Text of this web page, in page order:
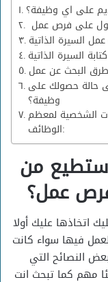
على اي وظيفة؟
على فرص عمل
السيرة الذاتية
طرق البحث عن عمل
حالة حصولك على
وظيفة؟
الشخصية لمعظم
الوظائف:
من
عمل؟
اتخاذها عليك أولا
فيها سواء كانت
النصائح التي
مهم كما تبحث انت